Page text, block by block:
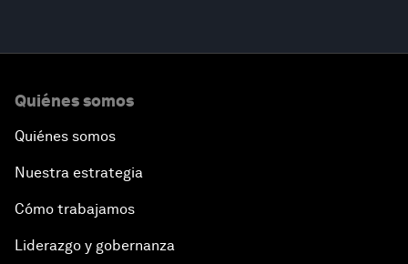
Quiénes somos
Quiénes somos
Nuestra estrategia
Cómo trabajamos
Liderazgo y gobernanza